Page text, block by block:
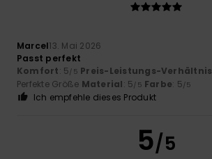
Marcel13. Mai 2026
Passt perfekt
Komfort: 5/5 Preis-Leistungs-Verhältnis
Perfekte Größe Material: 5/5 Farbe: 5/5
Ich empfehle dieses Produkt
5/5